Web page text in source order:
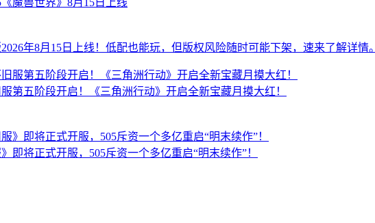
年8月15日上线！低配也能玩，但版权风险随时可能下架，速来了解详情。
第五阶段开启！《三角洲行动》开启全新宝藏月摸大红！
即将正式开服，505斥资一个多亿重启“明末续作”！